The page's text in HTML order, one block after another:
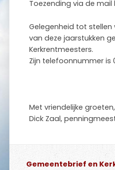
Toezending via de
Gelegenheid tot
van deze jaarstukken
Kerkrentmeesters.
Zijn telefoonnummer is
Met vriendelijke groeten,
Dick Zaal,
Gemeentebrief en